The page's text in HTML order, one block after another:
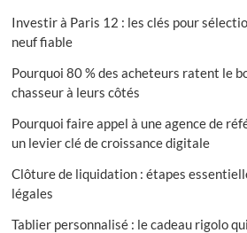
Investir à Paris 12 : les clés pour
neuf fiable
Pourquoi 80 % des acheteurs ratent le
chasseur à leurs côtés
Pourquoi faire appel à une agence de
un levier clé de croissance digitale
Clôture de liquidation : étapes
légales
Tablier personnalisé : le cadeau rigolo